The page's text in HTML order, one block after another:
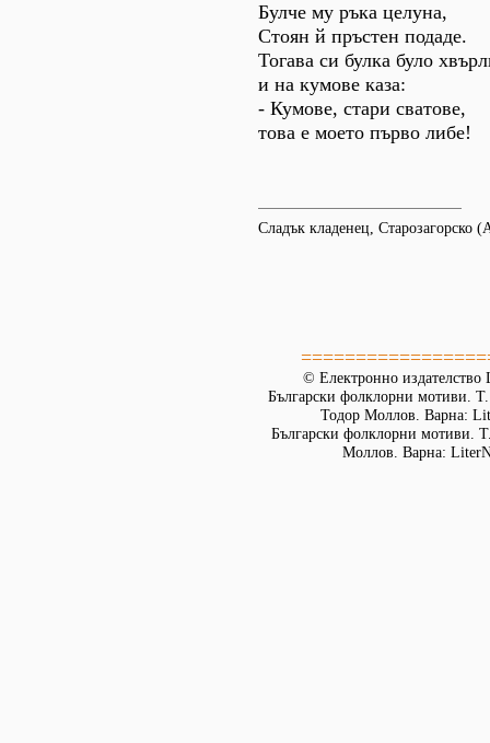
Булче му ръка целуна,
Стоян й пръстен подаде.
Тогава си булка було
и на кумове каза:
- Кумове, стари сватове,
това е моето първо либе!
Сладък кладенец,
© Електронно издателство
Български фолклорни мотиви.
Тодор Моллов. Варна:
Български фолклорни мотиви.
Моллов. Варна: